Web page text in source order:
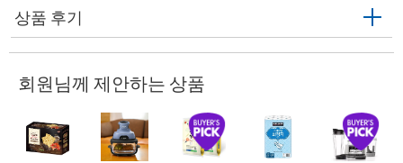
상품 후기
회원님께 제안하는 상품